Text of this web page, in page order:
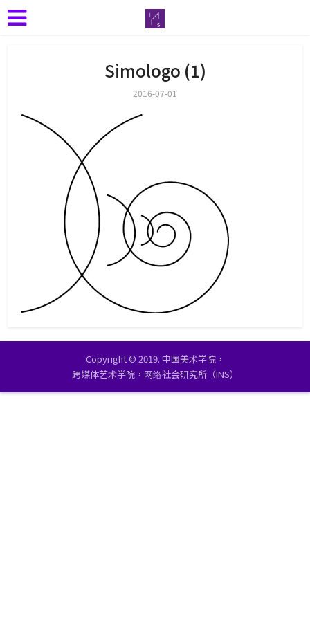
Simologo (1)
2016-07-01
Copyright © 2019. 中国美术学院，
跨媒体艺术学院，网络社会研究所（INS）